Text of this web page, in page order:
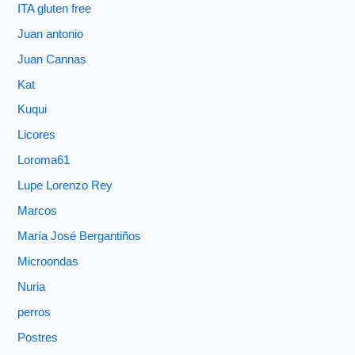
ITA gluten free
Juan antonio
Juan Cannas
Kat
Kuqui
Licores
Loroma61
Lupe Lorenzo Rey
Marcos
María José Bergantiños
Microondas
Nuria
perros
Postres